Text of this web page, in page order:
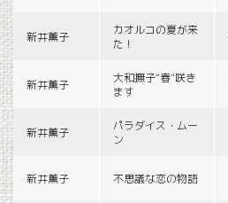
新井薫子
カオルコの夏が来
た！
新井薫子
大和撫子“春”咲き
ます
新井薫子
パラダイス・ムー
ン
新井薫子 不思議な恋の物語